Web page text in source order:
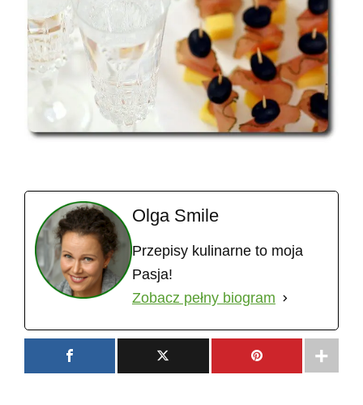
Olga Smile
Przepisy kulinarne to moja
Pasja!
Zobacz pełny biogram